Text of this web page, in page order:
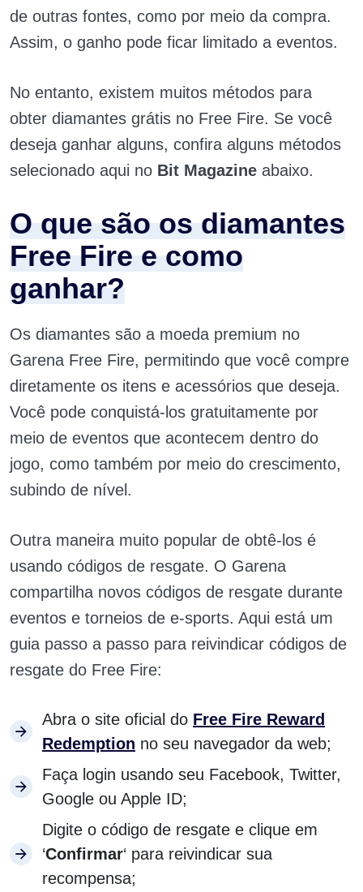
de outras fontes, como por meio da compra.
Assim, o ganho pode ficar limitado a eventos.
No entanto, existem muitos métodos para
obter diamantes grátis no Free Fire. Se você
deseja ganhar alguns, confira alguns métodos
selecionado aqui no Bit Magazine abaixo.
O que são os diamantes
Free Fire e como
ganhar?
Os diamantes são a moeda premium no
Garena Free Fire, permitindo que você compre
diretamente os itens e acessórios que deseja.
Você pode conquistá-los gratuitamente por
meio de eventos que acontecem dentro do
jogo, como também por meio do crescimento,
subindo de nível.
Outra maneira muito popular de obtê-los é
usando códigos de resgate. O Garena
compartilha novos códigos de resgate durante
eventos e torneios de e-sports. Aqui está um
guia passo a passo para reivindicar códigos de
resgate do Free Fire:
Abra o site oficial do Free Fire Reward
Redemption no seu navegador da web;
Faça login usando seu Facebook, Twitter,
Google ou Apple ID;
Digite o código de resgate e clique em
‘Confirmar‘ para reivindicar sua
recompensa;